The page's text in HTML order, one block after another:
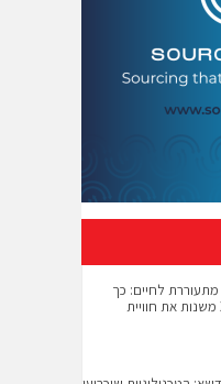
לחיים: כך
טכנולוגיות XR משנות את חוויית